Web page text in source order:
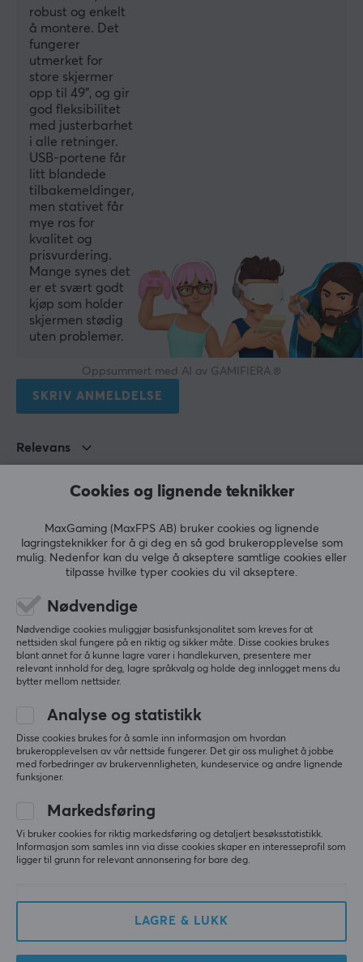
Høyde
55.5 cm
EGENSKAPER
Antall skjermer
Materiale
Aluminium, Plast, Stål
Skjerm størrelse
17-49"
Rotasjon
+180°~-180°
Snuområde
+90°~-90°
Montering
Tipping
Farge
FUNKSJONER
VESA veggmontering
100x100, 75x75
Kabelhåndtering
Ja
GARANTI
2 års garanti
robust og enkelt
å montere. Det
fungerer
utmerket for
store skjermer
opp til 49”, og gir
god fleksibilitet
med justerbarhet
i alle retninger.
USB-portene får
litt blandede
tilbakemeldinger,
men stativet får
mye ros for
kvalitet og
prisvurdering.
Mange synes det
er et svært godt
kjøp som holder
skjermen stødig
uten problemer.
Oppsummert med AI av GAMIFIERA.®
SKRIV ANMELDELSE
Relevans
Level 10
Mindful Challenger
Veldig ok arm til en god pris, balanserer store
skjermer veldig bra.
MaxMount Skjermstativ 20kg Heavy-Duty 17”-49” Hvit med USB-porter - 1 Skjerm
Thomas N
Verifisert kjøper
Level 6
Sporty Specialist
Beste arm ever!
montere.
Stabil
ingen
Cookies og lignende teknikker
MaxGaming (MaxFPS AB) bruker cookies og lignende
lagringsteknikker for å gi deg en så god brukeropplevelse som
mulig. Nedenfor kan du velge å akseptere samtlige cookies eller
tilpasse hvilke typer cookies du vil akseptere.
Nødvendige
Nødvendige cookies muliggjør basisfunksjonalitet som kreves for at
nettsiden skal fungere på en riktig og sikker måte. Disse cookies brukes
blant annet for å kunne lagre varer i handlekurven, presentere mer
relevant innhold for deg, lagre språkvalg og holde deg innlogget mens du
bytter mellom nettsider.
Analyse og statistikk
Disse cookies brukes for å samle inn informasjon om hvordan
brukeropplevelsen av vår nettside fungerer. Det gir oss mulighet å jobbe
med forbedringer av brukervennligheten, kundeservice og andre lignende
funksjoner.
Markedsføring
Vi bruker cookies for riktig markedsføring og detaljert besøksstatistikk.
Informasjon som samles inn via disse cookies skaper en interesseprofil som
ligger til grunn for relevant annonsering for bare deg.
LAGRE & LUKK